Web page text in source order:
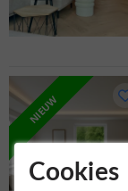
NIEUW
Cookies